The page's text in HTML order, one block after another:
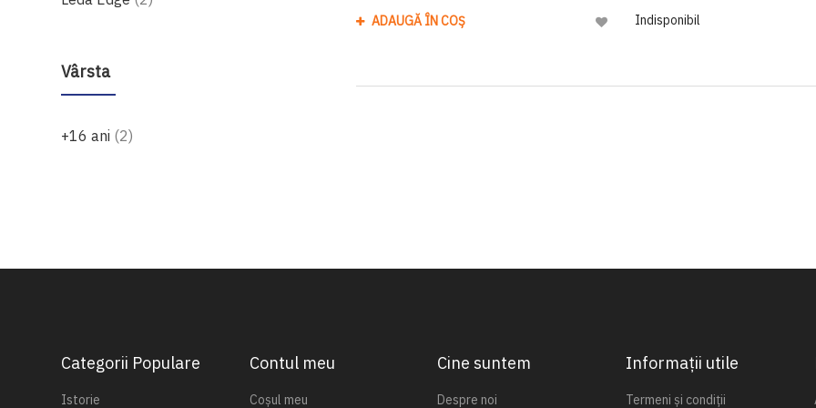
Vârsta
+16 ani 2produse
ADAUGĂ ÎN COȘ
Adaugă
de
Indisponibil
Categorii Populare
Istorie
Contul meu
Coșul meu
Cine suntem
Despre noi
Informații utile
Termeni și condiții